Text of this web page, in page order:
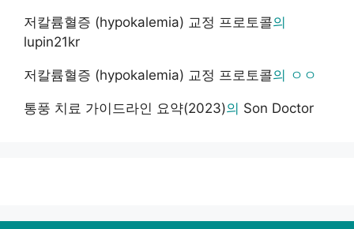
저칼륨혈증 (hypokalemia) 교정 프로토콜의
lupin21kr
저칼륨혈증 (hypokalemia) 교정 프로토콜의 ㅇㅇ
통풍 치료 가이드라인 요약(2023)의 Son Doctor